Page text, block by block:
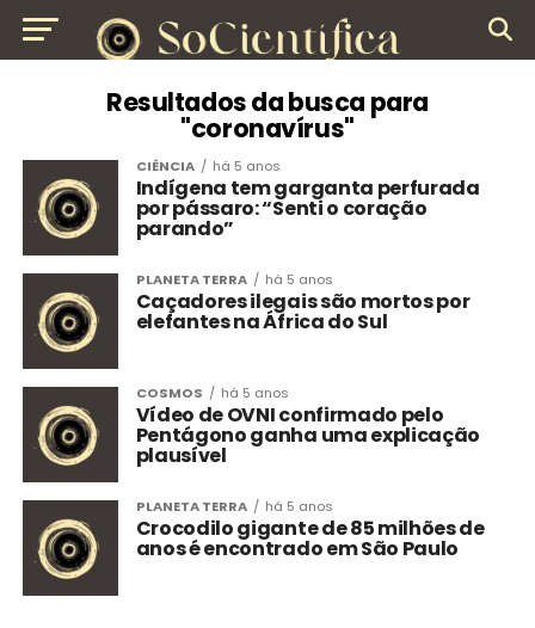
Resultados da busca para
"coronavírus"
CIÊNCIA há 5 anos
Indígena tem garganta perfurada
por pássaro: “Senti o coração
parando”
PLANETA TERRA há 5 anos
Caçadores ilegais são mortos por
elefantes na África do Sul
COSMOS há 5 anos
Vídeo de OVNI confirmado pelo
Pentágono ganha uma explicação
plausível
PLANETA TERRA há 5 anos
Crocodilo gigante de 85 milhões de
anos é encontrado em São Paulo